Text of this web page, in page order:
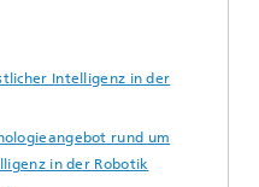
Intelligenz in der
rund um
in der Robotik